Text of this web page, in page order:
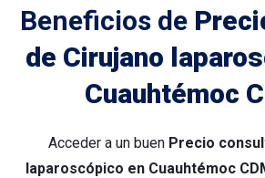
Beneficios de
de Cirujano
Cuauhtémoc
Acceder a un buen Precio
laparoscópico en Cuauhtémoc